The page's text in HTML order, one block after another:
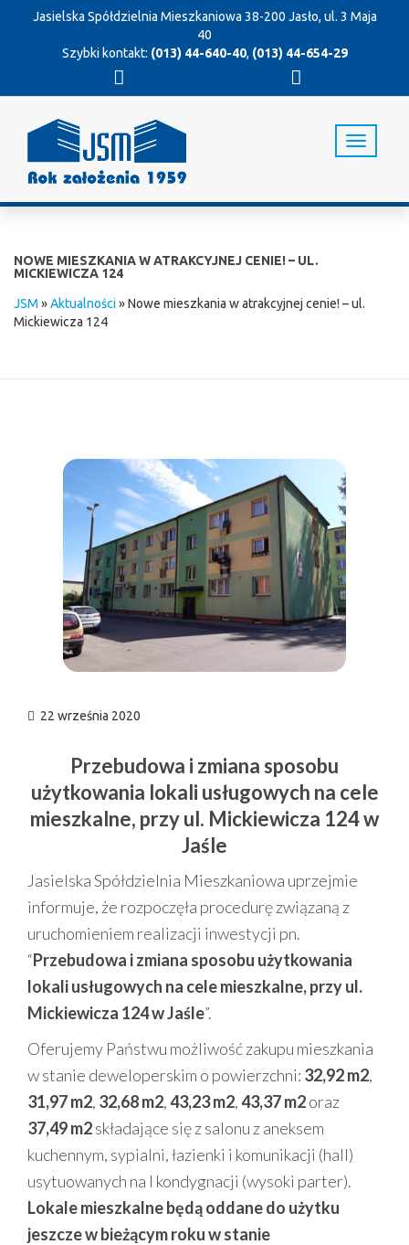
Jasielska Spółdzielnia Mieszkaniowa 38-200 Jasło, ul. 3 Maja
40
Szybki kontakt: (013) 44-640-40, (013) 44-654-29
T
o
i
i
NOWE MIESZKANIA W ATRAKCYJNEJ CENIE! – UL.
MICKIEWICZA 124
JSM »Aktualności»Nowe mieszkania w atrakcyjnej cenie! – ul.
Mickiewicza 124
22 września 2020
Przebudowa i zmiana sposobu
użytkowania lokali usługowych na cele
mieszkalne, przy ul. Mickiewicza 124 w
Jaśle
Jasielska Spółdzielnia Mieszkaniowa uprzejmie
informuje, że rozpoczęła procedurę związaną z
uruchomieniem realizacji inwestycji pn.
“Przebudowa i zmiana sposobu użytkowania
lokali usługowych na cele mieszkalne, przy ul.
Mickiewicza 124 w Jaśle”.
Oferujemy Państwu możliwość zakupu mieszkania
w stanie deweloperskim o powierzchni: 32,92 m2,
31,97 m2, 32,68 m2,43,23 m2,43,37 m2oraz
37,49m2składające się z salonu z aneksem
kuchennym, sypialni, łazienki i komunikacji (hall)
usytuowanych na I kondygnacji (wysoki parter).
Lokale mieszkalne będą oddane do użytku
jeszcze w bieżącym roku w stanie